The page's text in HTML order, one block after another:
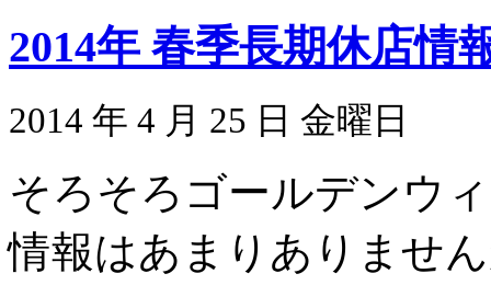
2014年 春季長期休店情
2014 年 4 月 25 日 金曜日
そろそろゴールデンウ
情報はあまりありませ